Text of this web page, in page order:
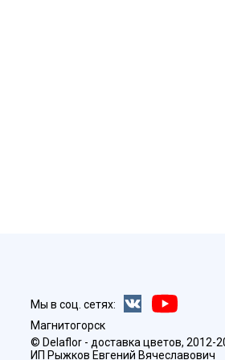
Мы в соц. сетях:
Магнитогорск
© Delaflor - доставка цветов, 2012-
ИП Рыжков Евгений Вячеславович